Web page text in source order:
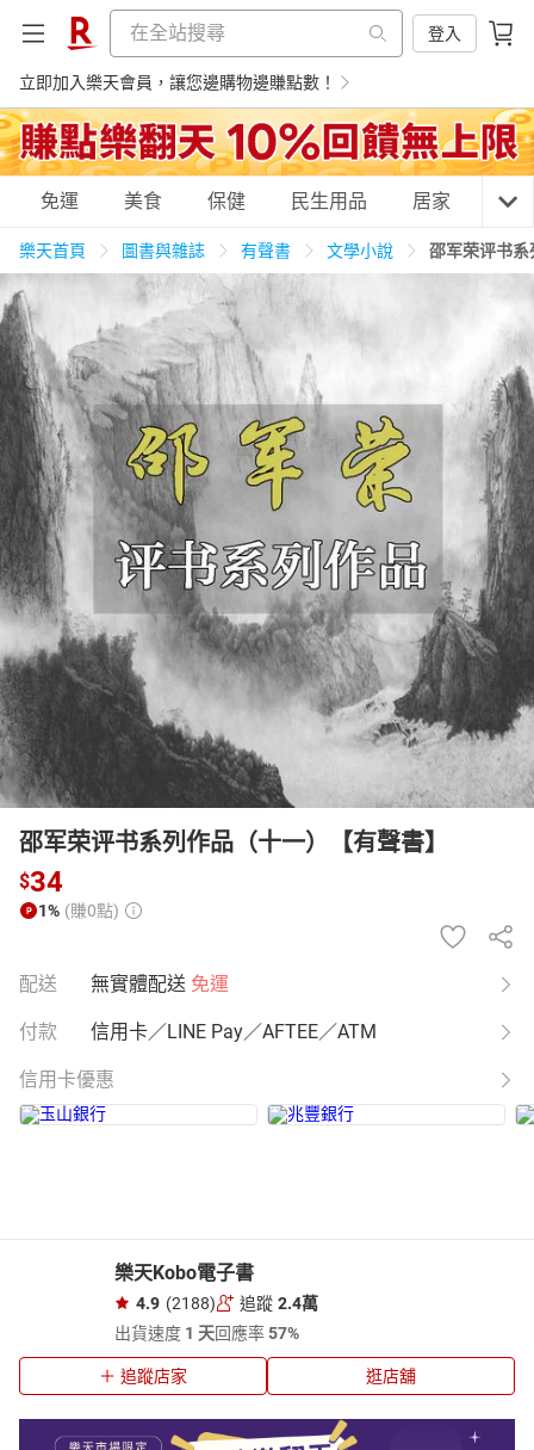
登入
立即加入樂天會員，讓您邊購物邊賺點數！
購物網分類
美食蛋糕 養生保健
居家生活 3C家電 運動休閒 親子玩具
女裝 男裝 情趣用品
日本購物 電子/紙本書
HOT
免運 美食 保健 民生用品 居家 3C
樂天首頁 圖書與雜誌 有聲書 文學小說 邵军荣评书
邵军荣评书系列作品（十一）【有聲書】
$34
1% (賺0點)
配送 無實體配送 免運
付款 信用卡／LINE Pay／AFTEE／ATM
信用卡優惠
樂天Kobo電子書
4.9 (2188) 追蹤 2.4萬
出貨速度 1 天回應率57%
追蹤店家 逛店舖